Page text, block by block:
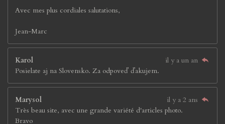
Avec mes plus cordiales salutations,
Jean-Marc
Karol
il y a un an
Posielate aj na Slovensko. Za odpoveď ďakujem.
Marysol
il y a 2 ans
Très beau site, avec une grande variété d'articles photo.
Bravo